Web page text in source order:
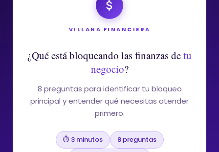
VILLANA FINANCIERA
¿Qué está bloqueando las finanzas detu
negocio?
8 preguntas para identificar tu bloqueo
principal y entender qué necesitas atender
primero.
⏱ 3 minutos
8 preguntas